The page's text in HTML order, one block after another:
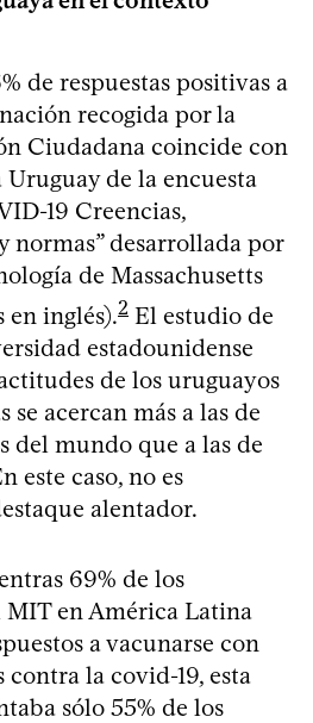
de respuestas positivas a
recogida por la
Ciudadana coincide con
de la encuesta
19 Creencias,
normas” desarrollada por
de Massachusetts
en inglés).2 El estudio de
estadounidense
de los uruguayos
se acercan más a las de
del mundo que a las de
este caso, no es
alentador.
69% de los
MIT en América Latina
a vacunarse con
contra la covid-19, esta
sólo 55% de los